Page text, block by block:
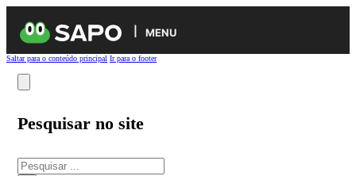
MENU
Saltar para o conteúdo principal Ir para o footer
Pesquisar no site
Pesquisar